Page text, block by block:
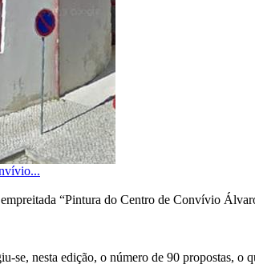
“Pintura do Centro de Convívio
nesta edição, o número de 90 propostas, o